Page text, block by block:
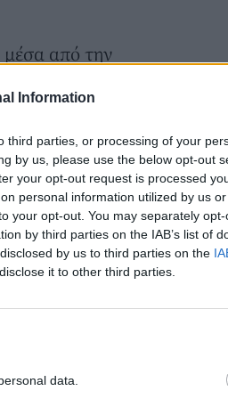
Information
third parties, or processing of your
by us, please use the below opt-out
your opt-out request is processed
personal information utilized by us
your opt-out. You may separately
by third parties on the IAB’s list of
by us to third parties on the
it to other third parties.
data.
από την
παράλληλα
την
καθ΄ όλη
1938 στην
εγκωμίασε συχνά
οικογένειά του
Τερζάκη, ο οποίος
ως
Έναν χρόνο
Σταυράκου, με
και Γρηγόρη